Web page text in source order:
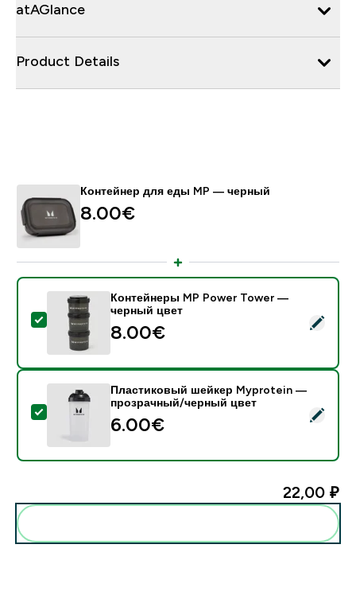
atAGlance
Product Details
Контейнер для еды MP ― черный
8.00€‎
- Контейнеры MP Power Tower — черный цвет
Контейнеры MP Power Tower —
черный цвет
8.00€‎
- Пластиковый шейкер Myprotein — прозрачный/
Пластиковый шейкер Myprotein —
прозрачный/черный цвет
6.00€‎
22,00 ₽‎